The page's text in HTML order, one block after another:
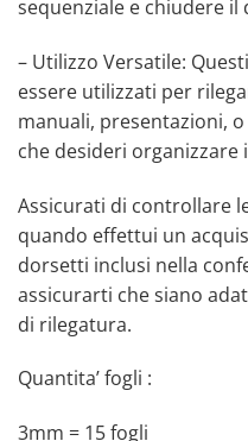
sequenziale e chiudere
– Utilizzo Versatile:
essere utilizzati per
manuali, presentazioni,
che desideri
Assicurati di controllare
quando effettui un
dorsetti inclusi nella
assicurarti che siano
di rilegatura.
Quantita’ fogli :
3mm = 15 fogli